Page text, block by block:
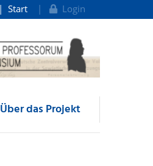
Start Login
Über das Projekt